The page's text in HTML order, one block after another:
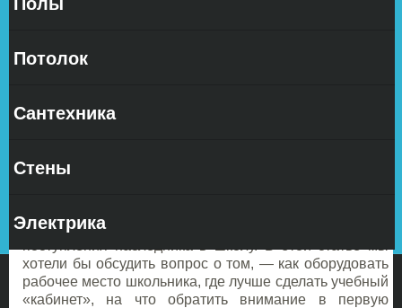
Потолок
Сантехника
Стены
Электрика
домашних работ — одна из главных задач мам и пап.
родителей приступают заранее, ещё до начала
хотели бы обсудить вопрос о том, — как оборудовать
рабочее место школьника, где лучше сделать учебный
«кабинет», на что обратить внимание в первую